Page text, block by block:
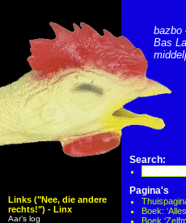
Links ("Nee, die andere
rechts!") - Linx
Aar’s log
bazbo
Bas
Search:
Pagina's
Boek:
Boek